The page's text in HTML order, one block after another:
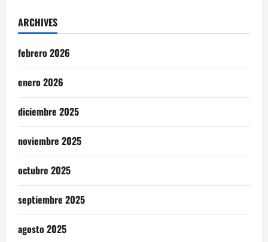
ARCHIVES
febrero 2026
enero 2026
diciembre 2025
noviembre 2025
octubre 2025
septiembre 2025
agosto 2025